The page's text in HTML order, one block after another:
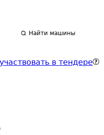
Найти машины
в тендере